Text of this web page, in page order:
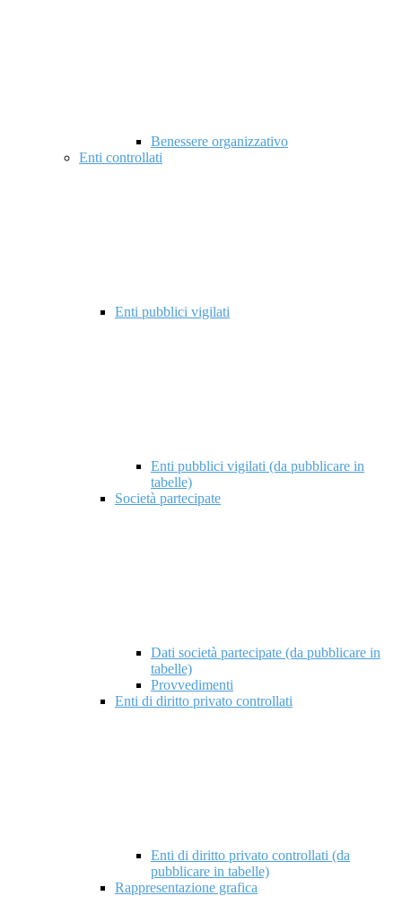
Benessere organizzativo
Enti controllati
Enti pubblici vigilati
Enti pubblici vigilati (da pubblicare in
tabelle)
Società partecipate
Dati società partecipate (da pubblicare in
tabelle)
Provvedimenti
Enti di diritto privato controllati
Enti di diritto privato controllati (da
pubblicare in tabelle)
Rappresentazione grafica